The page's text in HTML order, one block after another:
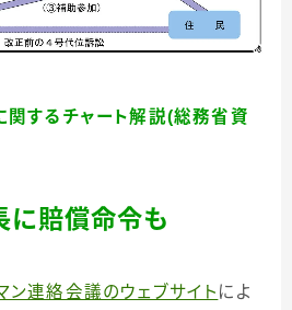
するチャート解説(総務省資
に賠償命令も
ン連絡会議のウェブサイト によ